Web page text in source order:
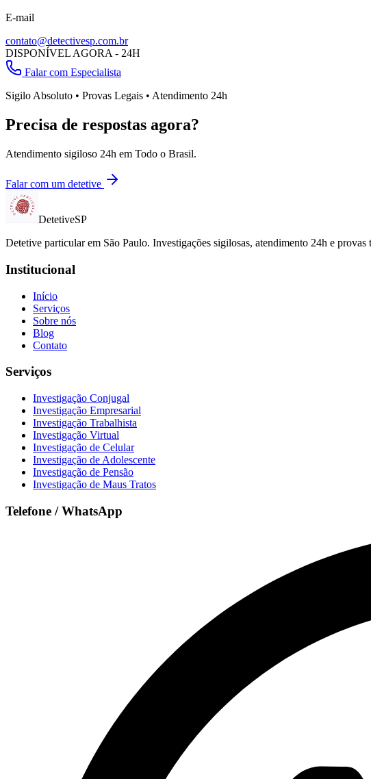
E-mail
contato@detectivesp.com.br
DISPONÍVEL AGORA - 24H
Falar com Especialista
Sigilo Absoluto • Provas Legais • Atendimento 24h
Precisa de respostas agora?
Atendimento sigiloso 24h em Todo o Brasil.
Falar com um detetive
DetetiveSP
Detetive particular em São Paulo. Investigações sigilosas, atendimento 24h e
Institucional
Início
Serviços
Sobre nós
Blog
Contato
Serviços
Investigação Conjugal
Investigação Empresarial
Investigação Trabalhista
Investigação Virtual
Investigação de Celular
Investigação de Adolescente
Investigação de Pensão
Investigação de Maus Tratos
Telefone / WhatsApp